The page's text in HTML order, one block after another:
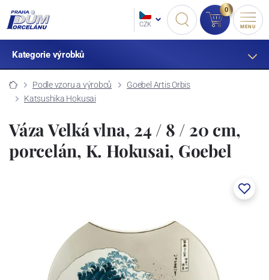
CZK
0
MENU
Kategorie výrobků
Podle vzoru a výrobců
Goebel Artis Orbis
Katsushika Hokusai
Váza Velká vlna, 24 / 8 / 20 cm,
porcelán, K. Hokusai, Goebel